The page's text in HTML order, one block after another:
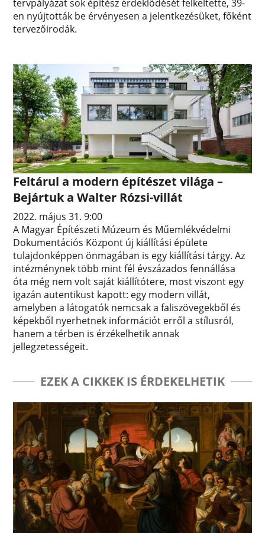
tervpályázat sok építész érdeklődését felkeltette, 39-
en nyújtották be érvényesen a jelentkezésüket, főként
tervezőirodák.
Feltárul a modern építészet világa –
Bejártuk a Walter Rózsi-villát
2022. május 31. 9:00
A Magyar Építészeti Múzeum és Műemlékvédelmi
Dokumentációs Központ új kiállítási épülete
tulajdonképpen önmagában is egy kiállítási tárgy. Az
intézménynek több mint fél évszázados fennállása
óta még nem volt saját kiállítótere, most viszont egy
igazán autentikust kapott: egy modern villát,
amelyben a látogatók nemcsak a faliszövegekből és
képekből nyerhetnek információt erről a stílusról,
hanem a térben is érzékelhetik annak
jellegzetességeit.
EZEK A CIKKEK IS ÉRDEKELHETIK